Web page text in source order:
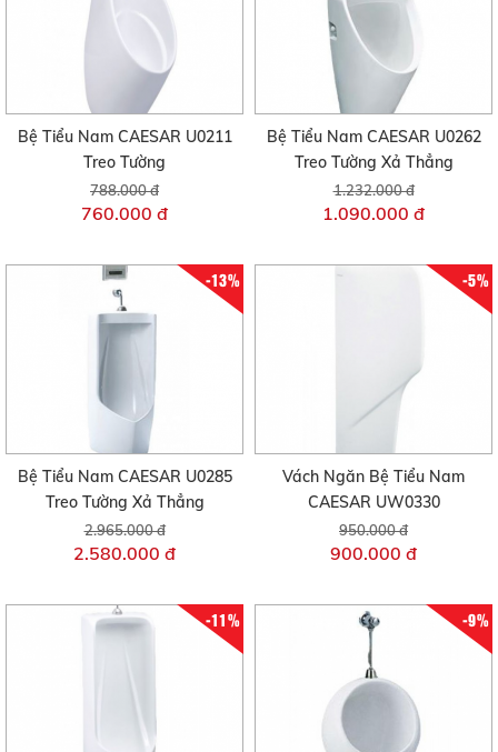
Bệ Tiểu Nam CAESAR U0211
Treo Tường
788.000 đ
760.000 đ
Bệ Tiểu Nam CAESAR U0262
Treo Tường Xả Thẳng
1.232.000 đ
1.090.000 đ
-13%
Bệ Tiểu Nam CAESAR U0285
Treo Tường Xả Thẳng
2.965.000 đ
2.580.000 đ
-5%
Vách Ngăn Bệ Tiểu Nam
CAESAR UW0330
950.000 đ
900.000 đ
-11% -9%